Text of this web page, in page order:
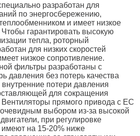
разработан для
по энергосбережению,
и имеет низкое
гарантировать высокую
тепла, роторный
для низких скоростей
низкое сопротивление.
фильтры разработаны с
давления без потерь качества
потери давления
для сокращения
Вентиляторы прямого привода с EC
выбором из-за высокой
при регулировке
на 15-20% ниже